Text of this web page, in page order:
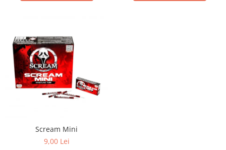
Scream Mini
9,00 Lei